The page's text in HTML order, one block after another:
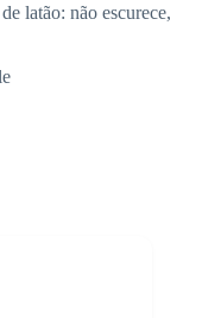
latão: não escurece,